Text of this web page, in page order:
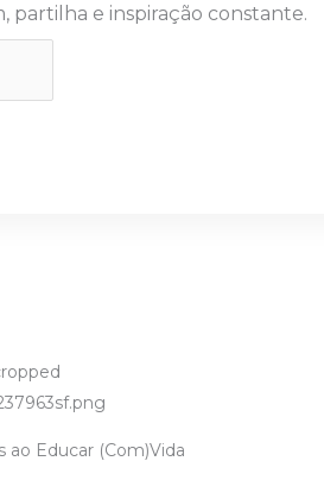
partilha e inspiração constante.
ao Educar (Com)Vida